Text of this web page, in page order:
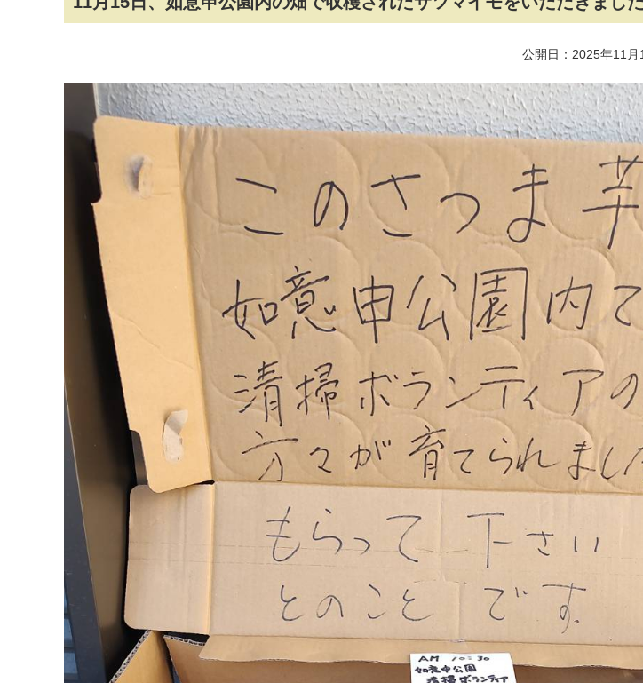
公開日：2025年11
マイメディア検索